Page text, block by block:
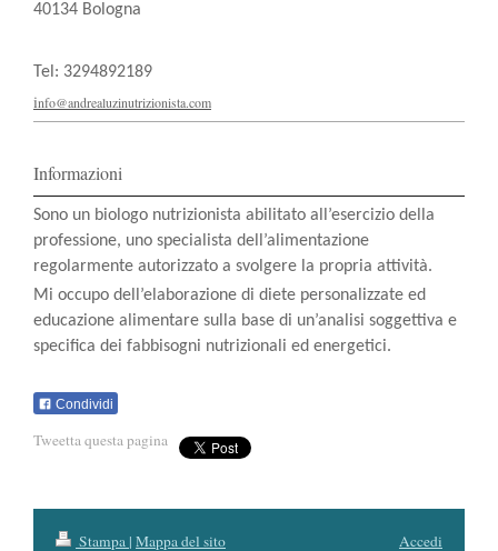
40134 Bologna
Tel: 3294892189
info@andrealuzinutrizionista.com
Informazioni
Sono un biologo nutrizionista abilitato all’esercizio della
professione, uno specialista dell’alimentazione
regolarmente autorizzato a svolgere la propria attività.
Mi occupo dell’elaborazione di diete personalizzate ed
educazione alimentare sulla base di un’analisi soggettiva e
specifica dei fabbisogni nutrizionali ed energetici.
Condividi
Tweetta questa pagina
Stampa | Mappa del sito
Accedi